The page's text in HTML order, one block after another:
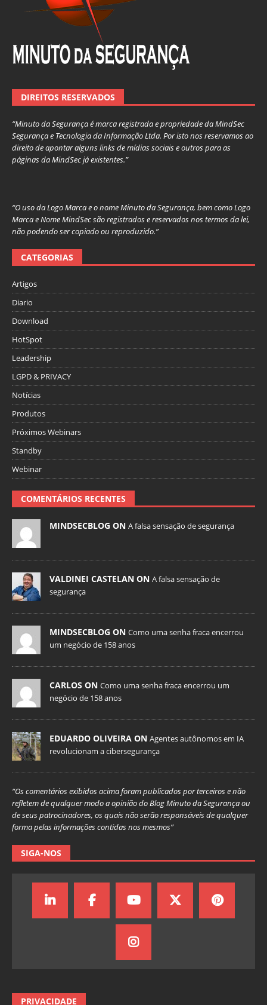
DIREITOS RESERVADOS
“Minuto da Segurança é marca registrada e propriedade da MindSec
Segurança e Tecnologia da Informação Ltda. Por isto nos reservamos ao
direito de apontar alguns links de mídias sociais e outros para as
páginas da MindSec já existentes.”
“O uso da Logo Marca e o nome Minuto da Segurança, bem como Logo
Marca e Nome MindSec são registrados e reservados nos termos da lei,
não podendo ser copiado ou reproduzido.”
CATEGORIAS
Artigos
Diario
Download
HotSpot
Leadership
LGPD & PRIVACY
Notícias
Produtos
Próximos Webinars
Standby
Webinar
COMENTÁRIOS RECENTES
MINDSECBLOG ON A falsa sensação de segurança
VALDINEI CASTELAN ON A falsa sensação de
segurança
MINDSECBLOG ON Como uma senha fraca encerrou
um negócio de 158 anos
CARLOS ON Como uma senha fraca encerrou um
negócio de 158 anos
EDUARDO OLIVEIRA ON Agentes autônomos em IA
revolucionam a cibersegurança
“Os comentários exibidos acima foram publicados por terceiros e não
refletem de qualquer modo a opinião do Blog Minuto da Segurança ou
de seus patrocinadores, os quais não serão responsáveis de qualquer
forma pelas informações contidas nos mesmos”
SIGA-NOS
PRIVACIDADE